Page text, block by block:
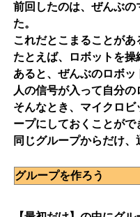
前回したのは、ぜんぶの
た。
これだとこまることがあ
たとえば、ロボットを
あると、ぜんぶのロボッ
人の信号が入って自分の
そんなとき、マイクロ
ープにしておくことがで
同じグループからだけ、
グループを作ろう